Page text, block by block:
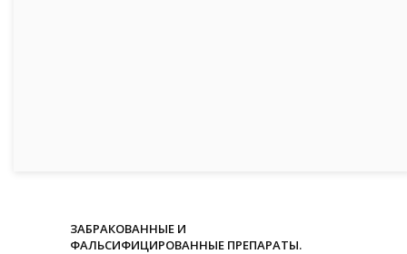
ЗАБРАКОВАННЫЕ И
ФАЛЬСИФИЦИРОВАННЫЕ ПРЕПАРАТЫ.